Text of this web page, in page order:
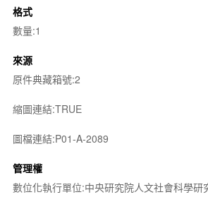
格式
數量:1
來源
原件典藏箱號:2
縮圖連結:TRUE
圖檔連結:P01-A-2089
管理權
數位化執行單位:中央研究院人文社會科學研